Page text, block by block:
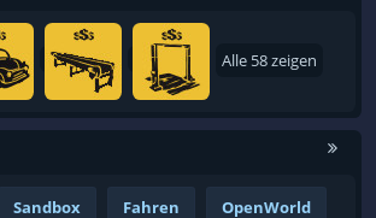
Alle 58 zeigen
Sandbox Fahren OpenWorld